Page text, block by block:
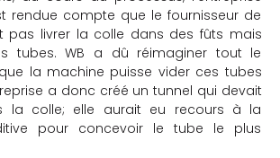
rendue compte que le fournisseur de
pas livrer la colle dans des fûts mais
tubes. WB a dû réimaginer tout le
la machine puisse vider ces tubes
a donc créé un tunnel qui devait
la colle; elle aurait eu recours à la
pour concevoir le tube le plus